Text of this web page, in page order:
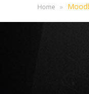
Home »